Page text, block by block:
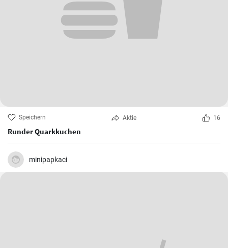
Speichern Aktie 16
Runder Quarkkuchen
minipapkaci